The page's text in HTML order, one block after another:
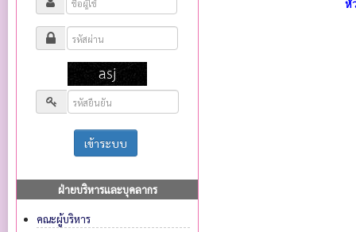
ฝ่ายบริหารและบุคลากร
คณะผู้บริหาร
หั